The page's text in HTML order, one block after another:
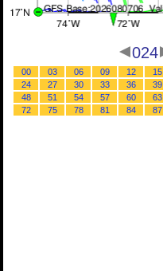
024
00 03 06 09 12 15
24
27 30 33 36 39
48
51 54 57 60 63
72
75 78 81 84 87